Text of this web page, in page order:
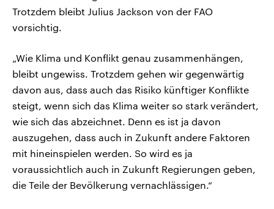
Trotzdem bleibt Julius Jackson von der FAO
vorsichtig.
„Wie Klima und Konflikt genau zusammenhängen,
bleibt ungewiss. Trotzdem gehen wir gegenwärtig
davon aus, dass auch das Risiko künftiger Konflikte
steigt, wenn sich das Klima weiter so stark verändert,
wie sich das abzeichnet. Denn es ist ja davon
auszugehen, dass auch in Zukunft andere Faktoren
mit hineinspielen werden. So wird es ja
voraussichtlich auch in Zukunft Regierungen geben,
die Teile der Bevölkerung vernachlässigen.“